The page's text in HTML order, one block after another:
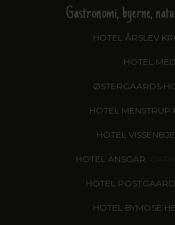
Gastronomi, byerne,
HOTEL ÅRSLEV
HOTEL
ØSTERGAARDS
HOTEL MENSTRUP
HOTEL
HOTEL ANSGAR
HOTEL
HOTEL BYMOSE